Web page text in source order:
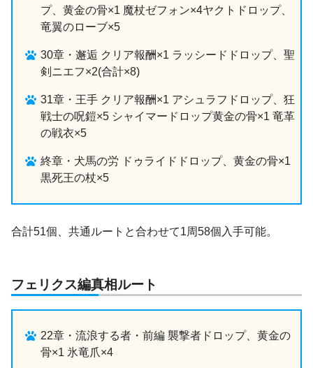
プ、黄金の骨×1 魔杖ゼフォン×4ヤクトドロップ、
竜翼のローブ×5
30章・邂逅 クリア報酬×1 ラッシードドロップ、聖
剣ニエフ×2(合計×8)
31章・王手 クリア報酬×1 アシュラフドロップ、狂
戦士の呪鎧×5 シャイマードロップ黄金の骨×1 竜革
の戦衣×5
終章・犬馬の労 ドゥライドドロップ、黄金の骨×1
黒死王の杖×5
合計51個、共通ルートと合わせて1周58個入手可能。
フェリクス編真相ルート
22章・流浪する者・前編 襲撃者ドロップ、黄金の
骨×1 氷竜爪×4